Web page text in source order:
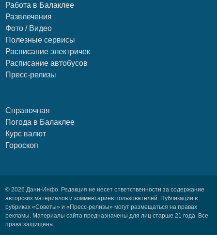
Работа в Балаклее
Развлечения
Фото / Видео
Полезные сервисы
Расписание электричек
Расписание автобусов
Пресс-релизы
Справочная
Погода в Балаклее
Курс валют
Гороскоп
© 2026 Дани-Инфо. Редакция не несет ответственности за содержание
авторских материалов и комментариев пользователей. Публикации в
рубриках «Советы» и «Пресс-релизы» могут размещаться на правах
рекламы. Материалы сайта предназначены для лиц старше 21 года. Все
права защищены.